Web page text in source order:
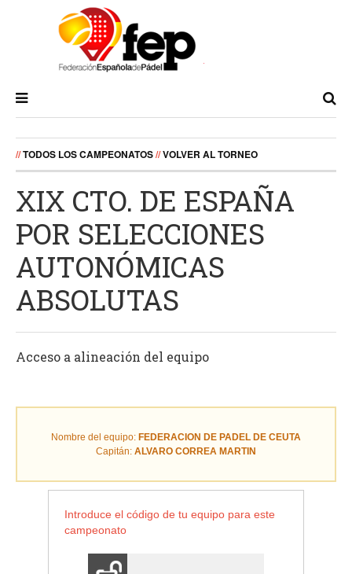
//TODOS LOS CAMPEONATOS//VOLVER AL TORNEO
XIX CTO. DE ESPAÑA
POR SELECCIONES
AUTONÓMICAS
ABSOLUTAS
Acceso a alineación del equipo
Nombre del equipo: FEDERACION DE PADEL DE CEUTA
Capitán: ALVARO CORREA MARTIN
Introduce el código de tu equipo para este
campeonato